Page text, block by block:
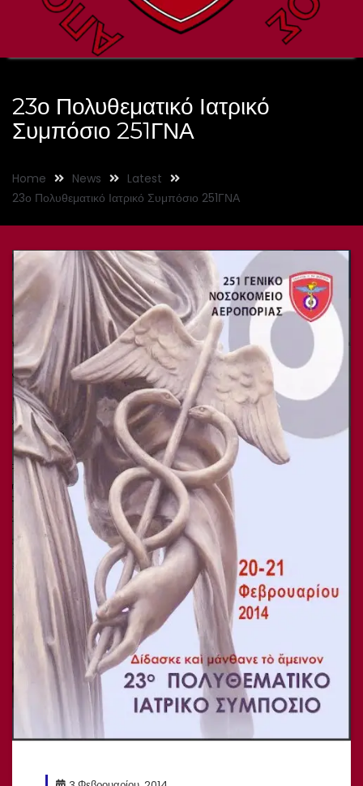
23ο Πολυθεματικό Ιατρικό
Συμπόσιο 251ΓΝΑ
Home News
Latest
23ο Πολυθεματικό Ιατρικό Συμπόσιο 251ΓΝΑ